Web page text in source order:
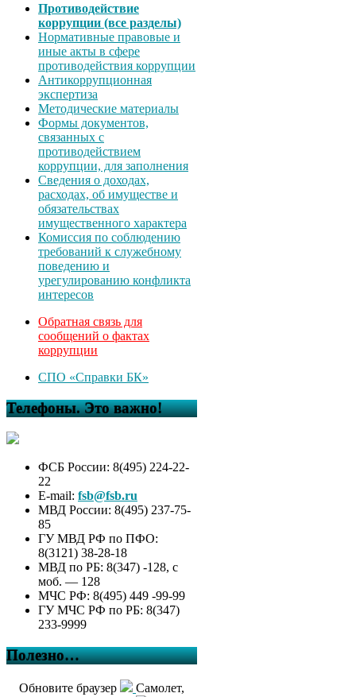
Противодействие
коррупции (все разделы)
Нормативные правовые и
иные акты в сфере
противодействия коррупции
Антикоррупционная
экспертиза
Методические материалы
Формы документов,
связанных с
противодействием
коррупции, для заполнения
Сведения о доходах,
расходах, об имуществе и
обязательствах
имущественного характера
Комиссия по соблюдению
требований к служебному
поведению и
урегулированию конфликта
интересов
Обратная связь для
сообщений о фактах
коррупции
СПО «Справки БК»
Телефоны. Это важно!
ФСБ России: 8(495) 224-22-
22
E-mail: fsb@fsb.ru
МВД России: 8(495) 237-75-
85
ГУ МВД РФ по ПФО:
8(3121) 38-28-18
МВД по РБ: 8(347) -128, с
моб. — 128
МЧС РФ: 8(495) 449 -99-99
ГУ МЧС РФ по РБ: 8(347)
233-9999
Полезно…
Обновите браузер
Самолет,